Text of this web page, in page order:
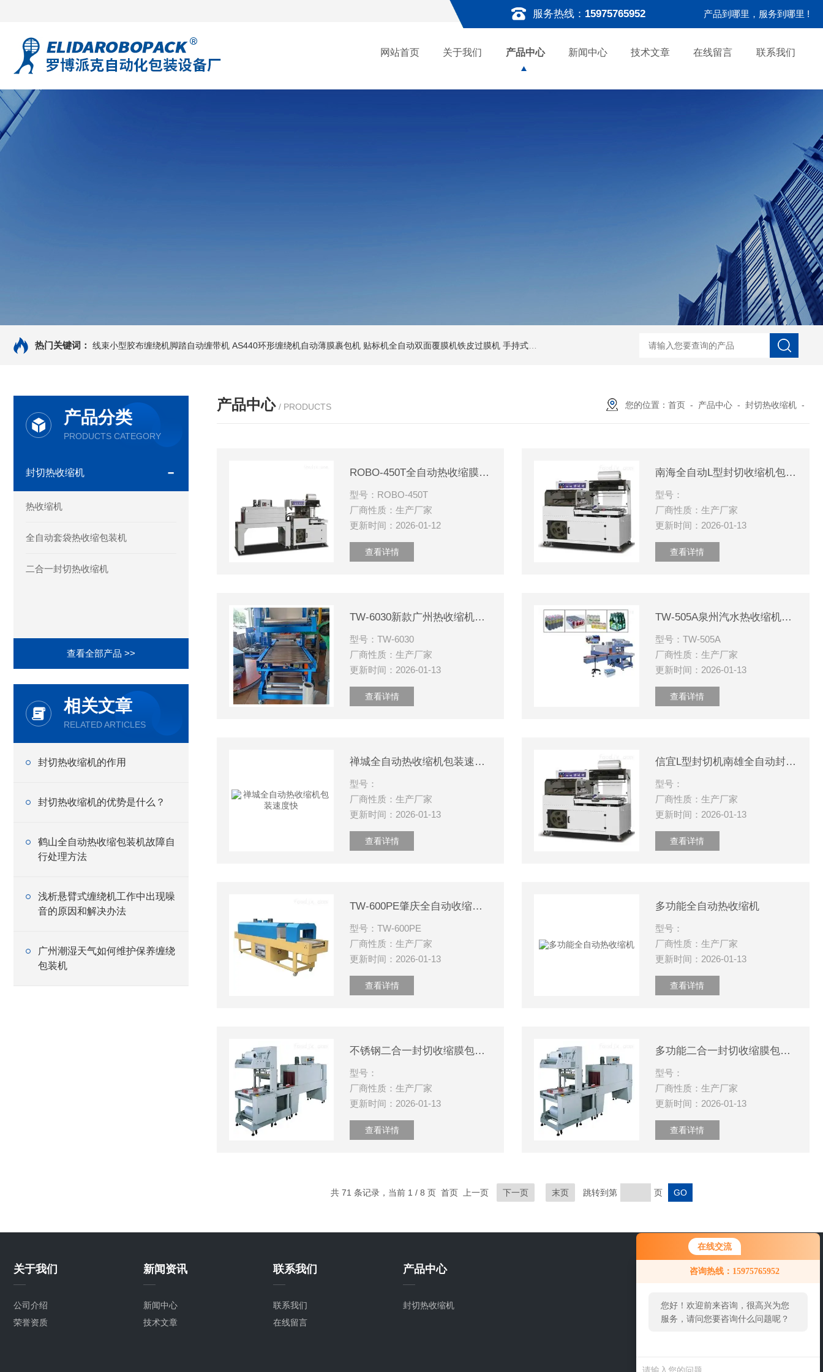
在线交流
咨询热线：15975765952
您好！欢迎前来咨询，很高兴为您
服务，请问您要咨询什么问题呢？
服务热线： 15975765952 产品到哪里，服务到哪里 !
网站首页 关于我们 产品中心 新闻中心 技术文章 在线留言 联系我们
热门关键词： 线束小型胶布缠绕机脚踏自动缠带机 AS440环形缠绕机自动薄膜裹包机 贴标机全自动双面覆膜机铁皮过膜机 手持式激光打标机铁牌便携式打码机 自动协作码垛机纸箱码垛械手 DZ-760全自动
产品分类
PRODUCTS CATEGORY
封切热收缩机
热收缩机
全自动套袋热收缩包装机
二合一封切热收缩机
查看全部产品 >>
相关文章
RELATED ARTICLES
封切热收缩机的作用
封切热收缩机的优势是什么？
鹤山全自动热收缩包装机故障自
行处理方法
浅析悬臂式缠绕机工作中出现噪
音的原因和解决办法
广州潮湿天气如何维护保养缠绕
包装机
产品中心 / PRODUCTS 您的位置： 首页 - 产品中心 - 封切热收缩机 -
ROBO-450T全自动热收缩膜包装机
型号：ROBO-450T
厂商性质：生产厂家
更新时间：2026-01-12
查看详情
南海全自动L型封切收缩机包装速度快
型号：
厂商性质：生产厂家
更新时间：2026-01-13
查看详情
TW-6030新款广州热收缩机袖口式PE封口机
型号：TW-6030
厂商性质：生产厂家
更新时间：2026-01-13
查看详情
TW-505A泉州汽水热收缩机全自动套膜包装机
型号：TW-505A
厂商性质：生产厂家
更新时间：2026-01-13
查看详情
禅城全自动热收缩机包装速度快
型号：
厂商性质：生产厂家
更新时间：2026-01-13
查看详情
信宜L型封切机南雄全自动封切热收缩机
型号：
厂商性质：生产厂家
更新时间：2026-01-13
查看详情
TW-600PE肇庆全自动收缩机厂家定制设备
型号：TW-600PE
厂商性质：生产厂家
更新时间：2026-01-13
查看详情
多功能全自动热收缩机
型号：
厂商性质：生产厂家
更新时间：2026-01-13
查看详情
不锈钢二合一封切收缩膜包装机
型号：
厂商性质：生产厂家
更新时间：2026-01-13
查看详情
多功能二合一封切收缩膜包装机
型号：
厂商性质：生产厂家
更新时间：2026-01-13
查看详情
共 71 条记录，当前 1 / 8 页 首页 上一页 下一页 末页 跳转到第 页
关于我们
公司介绍
荣誉资质
新闻资讯
新闻中心
技术文章
联系我们
联系我们
在线留言
产品中心
封切热收缩机
0757-63529918